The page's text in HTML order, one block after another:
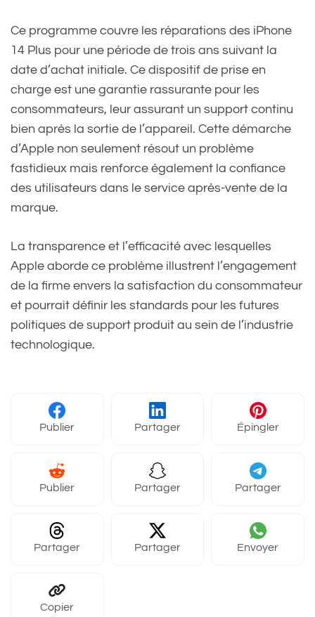
Ce programme couvre les réparations des iPhone
14 Plus pour une période de trois ans suivant la
date d’achat initiale. Ce dispositif de prise en
charge est une garantie rassurante pour les
consommateurs, leur assurant un support continu
bien après la sortie de l’appareil. Cette démarche
d’Apple non seulement résout un problème
fastidieux mais renforce également la confiance
des utilisateurs dans le service après-vente de la
marque.
La transparence et l’efficacité avec lesquelles
Apple aborde ce problème illustrent l’engagement
de la firme envers la satisfaction du consommateur
et pourrait définir les standards pour les futures
politiques de support produit au sein de l’industrie
technologique.
Publier Partager Épingler
Publier Partager Partager
Partager Partager Envoyer
Copier